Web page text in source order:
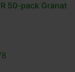
50-pack Granat